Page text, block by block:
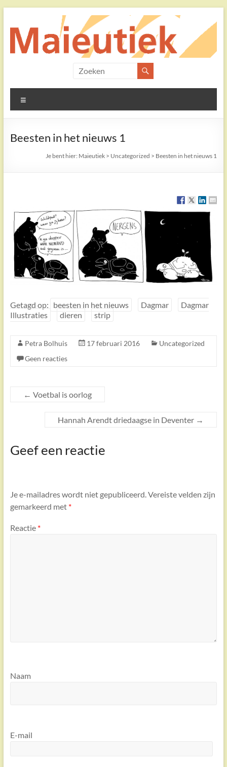
inhoud
Maieutiek
Filosofische
Praktijk
Beesten in het nieuws 1
Je bent hier: Maieutiek > Uncategorized > Beesten in het nieuws 1
Getagd op: beesten in het nieuws Dagmar
Dagmar
Illustraties
dieren strip
Petra Bolhuis 17 februari 2016
Uncategorized
Geen reacties
← Voetbal is oorlog
Hannah Arendt driedaagse in Deventer →
Geef een reactie
Je e-mailadres wordt niet gepubliceerd.Vereiste velden zijn
gemarkeerd met *
Reactie *
Naam
E-mail